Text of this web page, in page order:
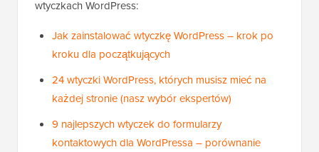
wtyczkach WordPress:
Jak zainstalować wtyczkę WordPress – krok po
kroku dla początkujących
24 wtyczki WordPress, których musisz mieć na
każdej stronie (nasz wybór ekspertów)
9 najlepszych wtyczek do formularzy
kontaktowych dla WordPressa – porównanie